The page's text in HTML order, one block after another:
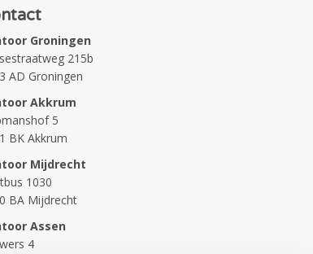
Groningen
215b
AD Groningen
Akkrum
5
BK Akkrum
Mijdrecht
1030
BA Mijdrecht
Assen
4